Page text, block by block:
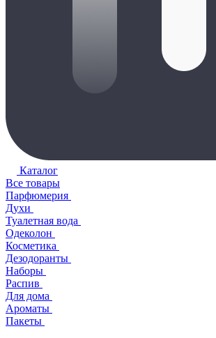
Каталог
Все товары
Парфюмерия
Духи
Туалетная вода
Одеколон
Косметика
Дезодоранты
Наборы
Распив
Для дома
Ароматы
Пакеты